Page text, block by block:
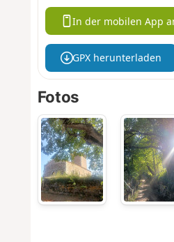
In der mobilen App
GPX herunterladen
Fotos